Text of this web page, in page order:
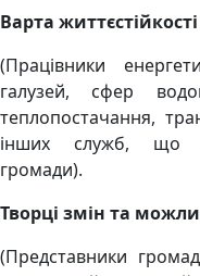
Варта життєстійкості
(Працівники
галузей, сфер
теплопостачання,
інших служб, що
громади).
Творці змін та
(Представники